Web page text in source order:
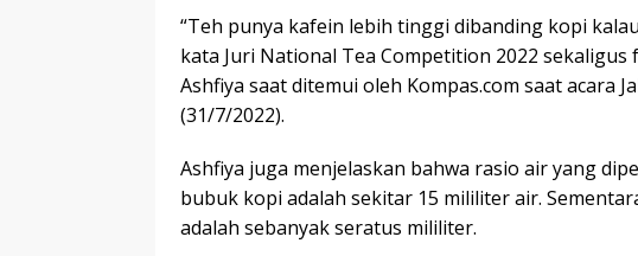
“Teh punya kafein lebih tinggi dibanding kopi
kata Juri National Tea Competition 2022
Ashfiya saat ditemui oleh Kompas.com saat acara
(31/7/2022).
Ashfiya juga menjelaskan bahwa rasio air yang
bubuk kopi adalah sekitar 15 mililiter air.
adalah sebanyak seratus mililiter.